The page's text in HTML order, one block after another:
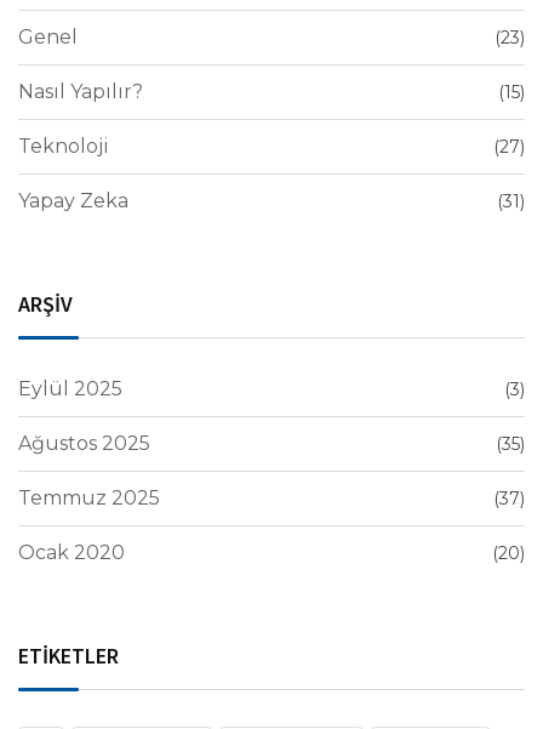
Genel (23)
Nasıl Yapılır? (15)
Teknoloji (27)
Yapay Zeka (31)
ARŞİV
Eylül 2025 (3)
Ağustos 2025 (35)
Temmuz 2025 (37)
Ocak 2020 (20)
ETİKETLER